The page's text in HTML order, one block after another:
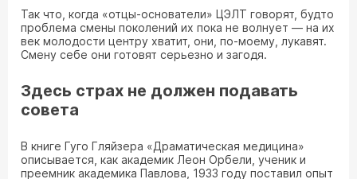
Так что, когда «отцы-основатели» ЦЭЛТ говорят, будто
проблема смены поколений их пока не волнует — на их
век молодости центру хватит, они, по-моему, лукавят.
Смену себе они готовят серьезно и загодя.
Здесь страх не должен подавать
совета
В книге Гуго Гляйзера «Драматическая медицина»
описывается, как академик Леон Орбели, ученик и
преемник академика Павлова, 1933 году поставил опыт